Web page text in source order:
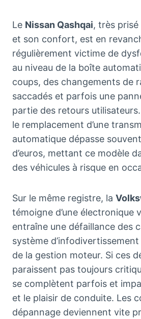
Le Nissan Qashqai, très
et son confort, est en
régulièrement victime de
au niveau de la boîte
coups, des changements de
saccadés et parfois une
partie des retours
le remplacement d’une
automatique dépasse
d’euros, mettant ce modèle
des véhicules à risque en
Sur le même registre, la
témoigne d’une électronique
entraîne une défaillance des
système
de la gestion moteur. Si ces
paraissent pas toujours
se complètent parfois et
et le plaisir de conduite. Les
dépannage deviennent vite